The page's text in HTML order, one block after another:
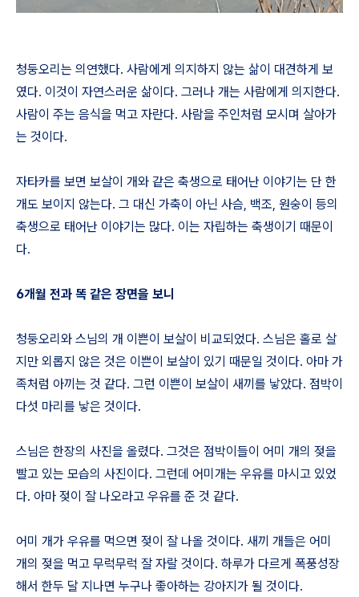
청둥오리는 의연했다. 사람에게 의지하지 않는 삶이 대견하게 보
였다. 이것이 자연스러운 삶이다. 그러나 개는 사람에게 의지한다.
사람이 주는 음식을 먹고 자란다. 사람을 주인처럼 모시며 살아가
는 것이다.
자타카를 보면 보살이 개와 같은 축생으로 태어난 이야기는 단 한
개도 보이지 않는다. 그 대신 가축이 아닌 사슴, 백조, 원숭이 등의
축생으로 태어난 이야기는 많다. 이는 자립하는 축생이기 때문이
다.
6개월 전과 똑 같은 장면을 보니
청둥오리와 스님의 개 이쁜이 보살이 비교되었다. 스님은 홀로 살
지만 외롭지 않은 것은 이쁜이 보살이 있기 때문일 것이다. 아마 가
족처럼 아끼는 것 같다. 그런 이쁜이 보살이 새끼를 낳았다. 점박이
다섯 마리를 낳은 것이다.
스님은 한장의 사진을 올렸다. 그것은 점박이들이 어미 개의 젖을
빨고 있는 모습의 사진이다. 그런데 어미개는 우유를 마시고 있었
다. 아마 젖이 잘 나오라고 우유를 준 것 같다.
어미 개가 우유를 먹으면 젖이 잘 나올 것이다. 새끼 개들은 어미
개의 젖을 먹고 무럭무럭 잘 자랄 것이다. 하루가 다르게 폭풍성장
해서 한두 달 지나면 누구나 좋아하는 강아지가 될 것이다.